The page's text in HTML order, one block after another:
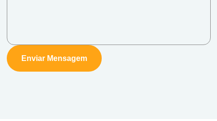
Enviar Mensagem